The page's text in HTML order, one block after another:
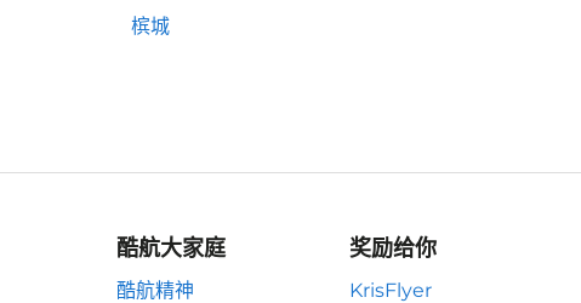
槟城
酷航大家庭
酷航精神
奖励给你
KrisFlyer